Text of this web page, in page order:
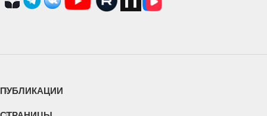
ПУБЛИКАЦИИ